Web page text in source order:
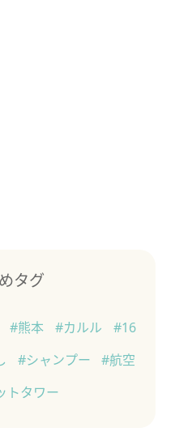
タグ
#熊本 #カルル
#16
#シャンプー
#航空
トタワー